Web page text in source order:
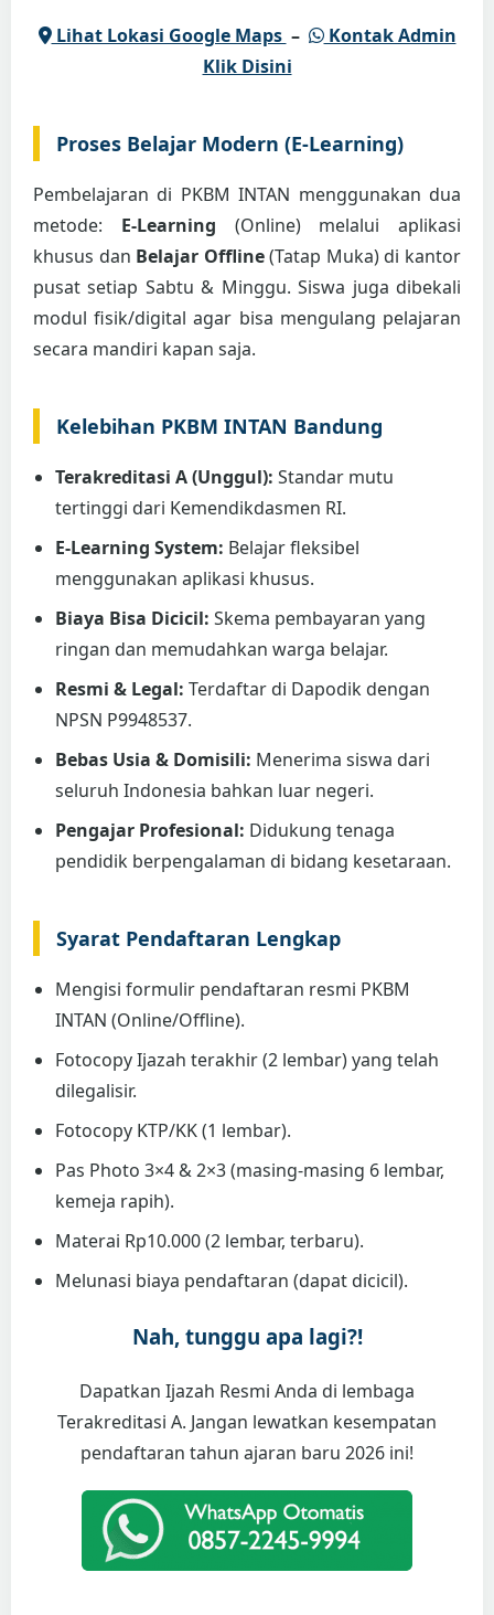
Lihat Lokasi Google Maps –
Kontak Admin
Klik Disini
Proses Belajar Modern (E-Learning)
Pembelajaran di PKBM INTAN menggunakan dua
metode: E-Learning (Online) melalui aplikasi
khusus dan Belajar Offline(Tatap Muka) di kantor
pusat setiap Sabtu & Minggu. Siswa juga dibekali
modul fisik/digital agar bisa mengulang pelajaran
secara mandiri kapan saja.
Kelebihan PKBM INTAN Bandung
Terakreditasi A (Unggul): Standar mutu
tertinggi dari Kemendikdasmen RI.
E-Learning System: Belajar fleksibel
menggunakan aplikasi khusus.
Biaya Bisa Dicicil: Skema pembayaran yang
ringan dan memudahkan warga belajar.
Resmi & Legal: Terdaftar di Dapodik dengan
NPSN P9948537.
Bebas Usia & Domisili: Menerima siswa dari
seluruh Indonesia bahkan luar negeri.
Pengajar Profesional: Didukung tenaga
pendidik berpengalaman di bidang kesetaraan.
Syarat Pendaftaran Lengkap
Mengisi formulir pendaftaran resmi PKBM
INTAN (Online/Offline).
Fotocopy Ijazah terakhir (2 lembar) yang telah
dilegalisir.
Fotocopy KTP/KK (1 lembar).
Pas Photo 3×4 & 2×3 (masing-masing 6 lembar,
kemeja rapih).
Materai Rp10.000 (2 lembar, terbaru).
Melunasi biaya pendaftaran (dapat dicicil).
Nah, tunggu apa lagi?!
Dapatkan Ijazah Resmi Anda di lembaga
Terakreditasi A. Jangan lewatkan kesempatan
pendaftaran tahun ajaran baru 2026 ini!